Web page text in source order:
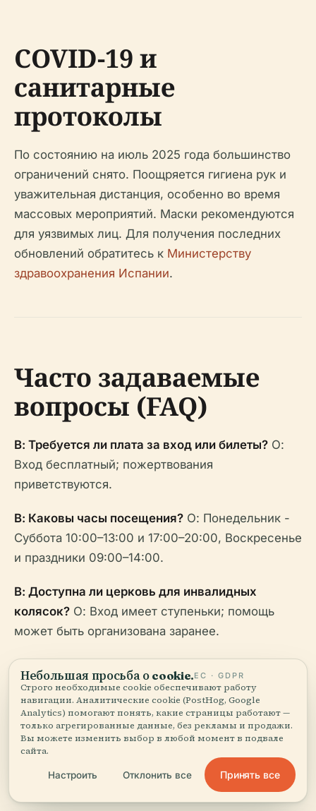
COVID-19 и
санитарные
протоколы
По состоянию на июль 2025 года большинство
ограничений снято. Поощряется гигиена рук и
уважительная дистанция, особенно во время
массовых мероприятий. Маски рекомендуются
для уязвимых лиц. Для получения последних
обновлений обратитесь к Министерству
здравоохранения Испании.
Часто задаваемые
вопросы (FAQ)
В: Требуется ли плата за вход или билеты? О:
Вход бесплатный; пожертвования
приветствуются.
В: Каковы часы посещения? О: Понедельник -
Суббота 10:00–13:00 и 17:00–20:00, Воскресенье
и праздники 09:00–14:00.
В: Доступна ли церковь для инвалидных
колясок? О: Вход имеет ступеньки; помощь
может быть организована заранее.
В: Можно ли фотографировать внутри?
без вспышки или штативов. Профессиональные
съемки требуют разрешения.
В: Доступны ли экскурсии с гидом?О: Не
регулярно, но доступны во время специальных
мероприятий или по договоренности.
Небольшая просьба о cookie.ЕС · GDPR
Строго необходимые cookie обеспечивают работу
навигации. Аналитические cookie (PostHog, Google
Analytics) помогают понять, какие страницы работают —
только агрегированные данные, без рекламы и продажи.
Вы можете изменить выбор в любой момент в подвале
сайта.
Настроить Отклонить все Принять все